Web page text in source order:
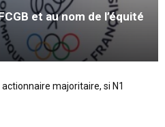
et au nom de l’équité
majoritaire, si N1